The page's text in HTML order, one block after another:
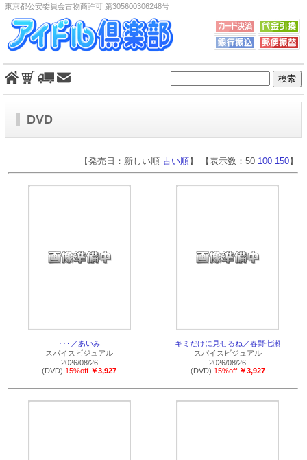
東京都公安委員会古物商許可 第305600306248号
DVD
【発売日：新しい順古い順】 【表示数：50 100 150】
･･･／あいみ
スパイスビジュアル
2026/08/26
(DVD) 15%off ￥3,927
キミだけに見せるね／春野七瀬
スパイスビジュアル
2026/08/26
(DVD) 15%off ￥3,927